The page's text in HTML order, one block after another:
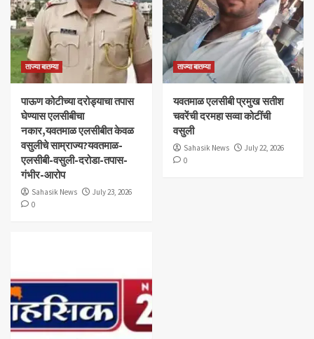
ताज्या बातम्या
पाऊण कोटीच्या दरोड्याचा तपास
घेण्यास एलसीबीचा
नकार,यवतमाळ एलसीबीत केवळ
वसुलीचे साम्राज्य?यवतमाळ-
एलसीबी-वसुली-दरोडा-तपास-
गंभीर-आरोप
Sahasik News
July 23, 2026
0
ताज्या बातम्या
यवतमाळ एलसीबी प्रमुख सतीश
चवरेंची दरमहा सव्वा कोटींची
वसुली
Sahasik News
July 22, 2026
0